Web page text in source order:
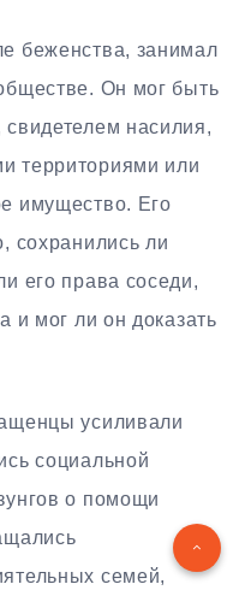
беженства, занимал
Он мог быть
насилия,
территориями или
имущество. Его
сохранились ли
его права соседи,
и мог ли он доказать
усиливали
социальной
о помощи
семей,